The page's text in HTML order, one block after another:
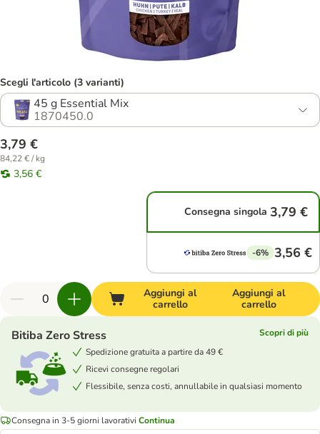
Scegli l'articolo (3 varianti)
45 g Essential Mix
1870450.0
3,79 €
84,22 € / kg
3,56 €
Consegna singola 3,79 €
-6% 3,56 €
Aggiungi al
carrello
Aggiungi al
carrello
Bitiba Zero Stress
Scopri di più
Spedizione gratuita a partire da 49 €
Ricevi consegne regolari
Flessibile, senza costi, annullabile in qualsiasi momento
Consegna in 3-5 giorni lavorativi Continua